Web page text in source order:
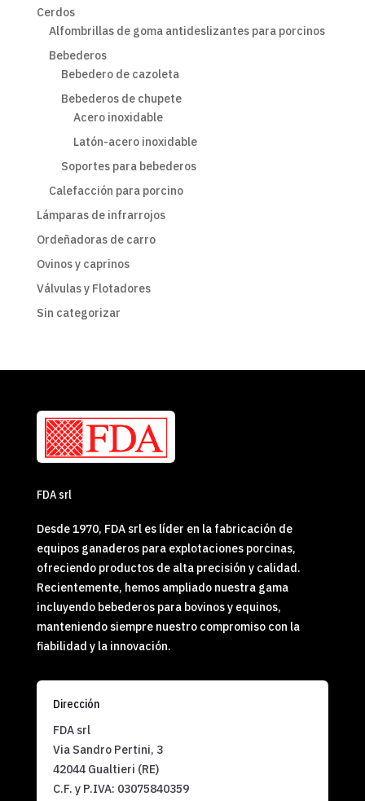
Cerdos
Alfombrillas de goma antideslizantes para porcinos
Bebederos
Bebedero de cazoleta
Bebederos de chupete
Acero inoxidable
Latón-acero inoxidable
Soportes para bebederos
Calefacción para porcino
Lámparas de infrarrojos
Ordeñadoras de carro
Ovinos y caprinos
Válvulas y Flotadores
Sin categorizar
FDA srl
Desde 1970, FDA srl es líder en la fabricación de
equipos ganaderos para explotaciones porcinas,
ofreciendo productos de alta precisión y calidad.
Recientemente, hemos ampliado nuestra gama
incluyendo bebederos para bovinos y equinos,
manteniendo siempre nuestro compromiso con la
fiabilidad y la innovación.
Dirección
FDA srl
Via Sandro Pertini, 3
42044 Gualtieri (RE)
C.F. y P.IVA: 03075840359